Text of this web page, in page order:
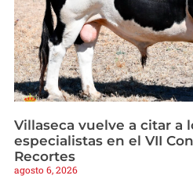
Villaseca vuelve a citar a
especialistas en el VII
Recortes
agosto 6, 2026